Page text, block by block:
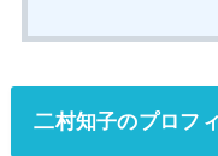
二村知子のプロフ